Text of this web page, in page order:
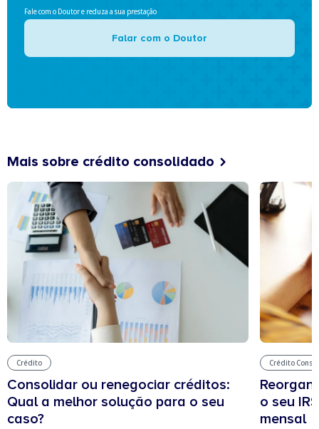
Fale com o Doutor e reduza a sua prestação
Falar com o Doutor
Mais sobre crédito consolidado
Crédito
Consolidar ou renegociar créditos:
Qual a melhor solução para o seu
caso?
Crédito
o seu
mensal